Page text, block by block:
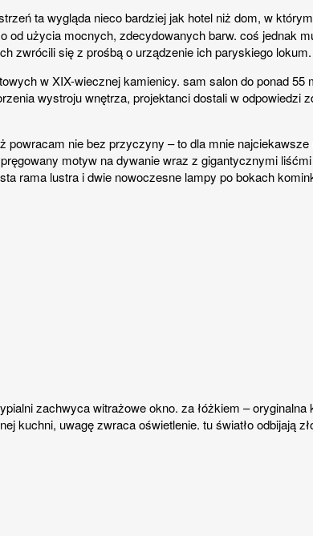
ta wygląda nieco bardziej jak hotel niż dom, w
od użycia mocnych, zdecydowanych barw. coś jednak
zwrócili się z prośbą o urządzenie ich paryskiego lokum.
w XIX-wiecznej kamienicy. sam salon do ponad 55
wystroju wnętrza, projektanci dostali w
powracam nie bez przyczyny – to dla mnie
motyw na dywanie wraz z gigantycznymi
rama lustra i dwie nowoczesne lampy po bokach
zachwyca witrażowe okno. za łóżkiem – oryginalna
kuchni, uwagę zwraca oświetlenie. tu światło odbijają